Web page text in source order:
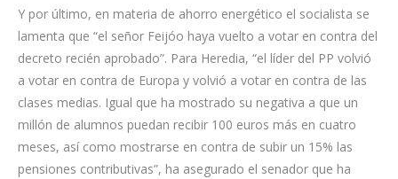
Y por último, en materia de ahorro energético el socialista se
lamenta que “el señor Feijóo haya vuelto a votar en contra del
decreto recién aprobado”. Para Heredia, “el líder del PP volvió
a votar en contra de Europa y volvió a votar en contra de las
clases medias. Igual que ha mostrado su negativa a que un
millón de alumnos puedan recibir 100 euros más en cuatro
meses, así como mostrarse en contra de subir un 15% las
pensiones contributivas”, ha asegurado el senador que ha